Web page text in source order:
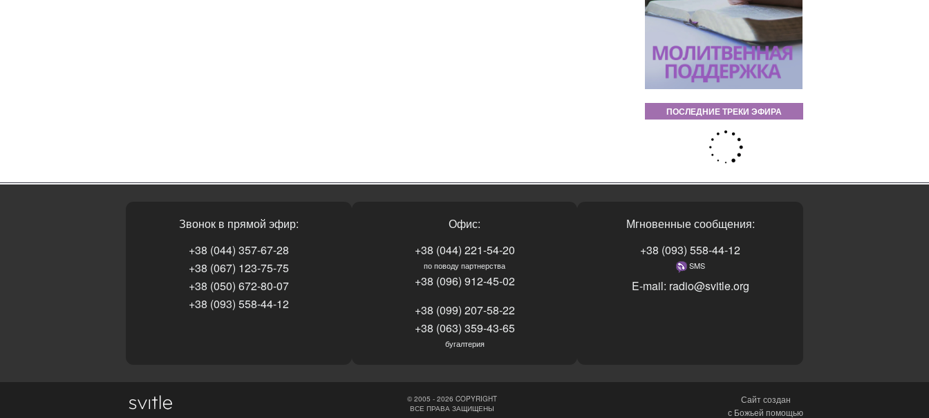
ПОСЛЕДНИЕ ТРЕКИ ЭФИРА
Звонок в прямой эфир:
+38 (044) 357-67-28
+38 (067) 123-75-75
+38 (050) 672-80-07
+38 (093) 558-44-12
Офис:
+38 (044) 221-54-20
по поводу партнерства
+38 (096) 912-45-02
+38 (099) 207-58-22
+38 (063) 359-43-65
бугалтерия
Мгновенные сообщения:
+38 (093) 558-44-12
SMS
E-mail: radio@svitle.org
Сайт создан
с Божьей помощью
© 2005 - 2026 COPYRIGHT
ВСЕ ПРАВА ЗАЩИЩЕНЫ